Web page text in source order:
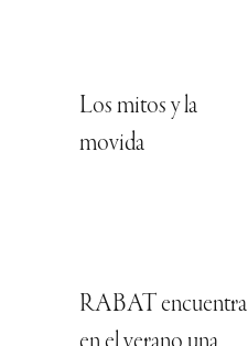
Los mitos y la
movida
RABAT encuentra